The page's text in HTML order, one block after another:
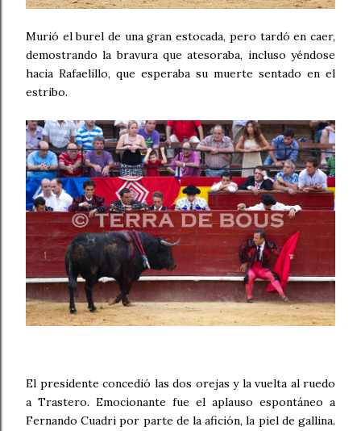
Murió el burel de una gran estocada, pero tardó en caer,
demostrando la bravura que atesoraba, incluso yéndose
hacia Rafaelillo, que esperaba su muerte sentado en el
estribo.
El presidente concedió las dos orejas y la vuelta al ruedo
a Trastero. Emocionante fue el aplauso espontáneo a
Fernando Cuadri por parte de la afición, la piel de gallina.